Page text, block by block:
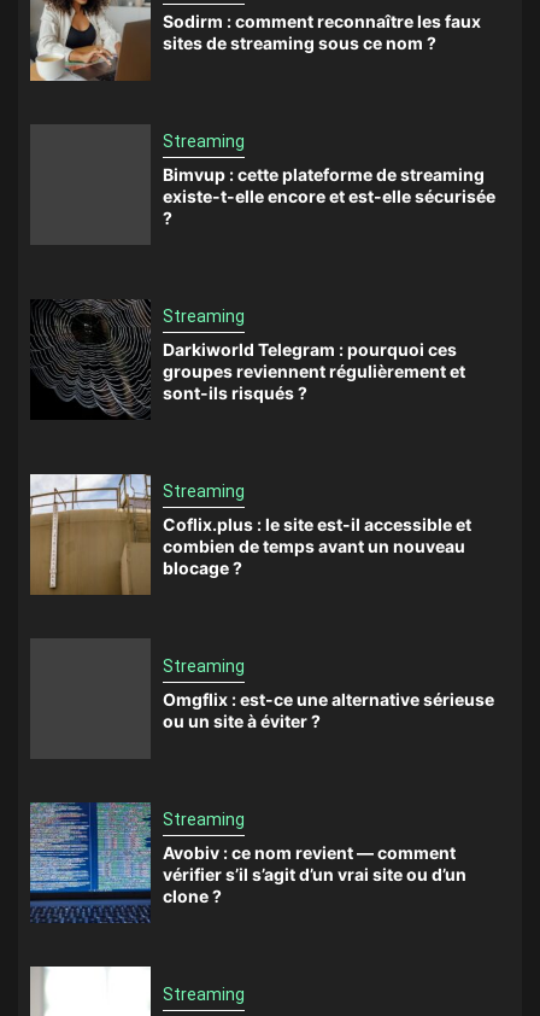
Sodirm : comment reconnaître les faux
sites de streaming sous ce nom ?
Streaming
Bimvup : cette plateforme de streaming
existe-t-elle encore et est-elle sécurisée
?
Streaming
Darkiworld Telegram : pourquoi ces
groupes reviennent régulièrement et
sont-ils risqués ?
Streaming
Coflix.plus : le site est-il accessible et
combien de temps avant un nouveau
blocage ?
Streaming
Omgflix : est-ce une alternative sérieuse
ou un site à éviter ?
Streaming
Avobiv : ce nom revient — comment
vérifier s’il s’agit d’un vrai site ou d’un
clone ?
Streaming